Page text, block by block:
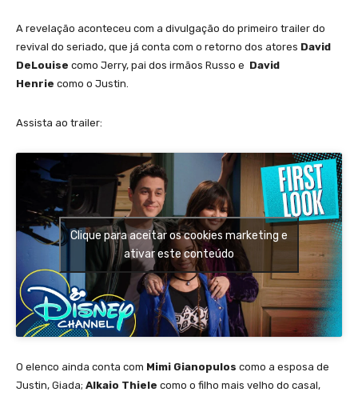
A revelação aconteceu com a divulgação do primeiro trailer do
revival do seriado, que já conta com o retorno dos atores David
DeLouise como Jerry, pai dos irmãos Russo e David
Henrie como o Justin.
Assista ao trailer:
Clique para aceitar os cookies marketing e
ativar este conteúdo
O elenco ainda conta com Mimi Gianopulos como a esposa de
Justin, Giada; Alkaio Thiele como o filho mais velho do casal,